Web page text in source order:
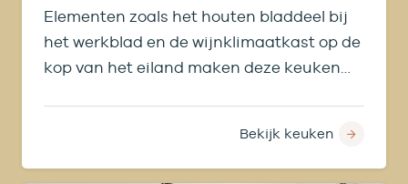
Elementen zoals het houten bladdeel bij
het werkblad en de wijnklimaatkast op de
kop van het eiland maken deze keuken
Bekijk keuken